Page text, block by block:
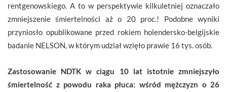
rentgenowskiego. A to w perspektywie kilkuletniej oznaczało
zmniejszenie śmiertelności aż o 20 proc.! Podobne wyniki
przyniosło opublikowane przed rokiem holendersko-belgijskie
badanie NELSON, w którym udział wzięło prawie 16 tys. osób.
Zastosowanie NDTK w ciągu 10 lat istotnie zmniejszyło
śmiertelność z powodu raka płuca: wśród mężczyzn o 26